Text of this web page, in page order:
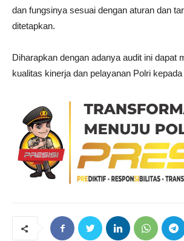
dan fungsinya sesuai dengan aturan dan
ditetapkan.
Diharapkan dengan adanya audit ini dapat
kualitas kinerja dan pelayanan Polri